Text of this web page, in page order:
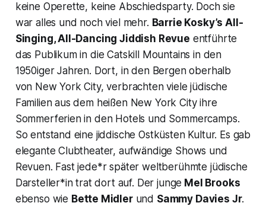
keine Operette, keine Abschiedsparty. Doch sie
war alles und noch viel mehr. Barrie Kosky’s All-
Singing, All-Dancing Jiddish Revue entführte
das Publikum in die Catskill Mountains in den
1950iger Jahren. Dort, in den Bergen oberhalb
von New York City, verbrachten viele jüdische
Familien aus dem heißen New York City ihre
Sommerferien in den Hotels und Sommercamps.
So entstand eine jiddische Ostküsten Kultur. Es gab
elegante Clubtheater, aufwändige Shows und
Revuen. Fast jede*r später weltberühmte jüdische
Darsteller*in trat dort auf. Der junge Mel Brooks
ebenso wie Bette Midlerund Sammy Davies Jr.